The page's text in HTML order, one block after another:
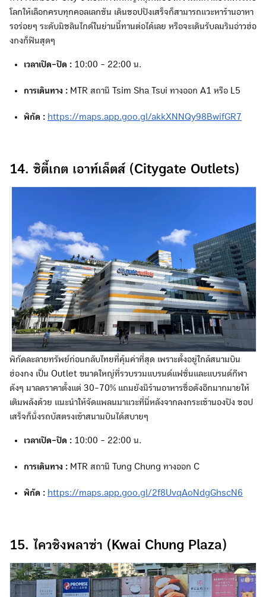
โลกให้เลือกครบทุกคอลเลกชัน เดินชอปปิงเสร็จก็สามารถแวะหาร้านอาหา
รอร่อยๆ ระดับมิชลินไกด์ในย่านนี้ทานต่อได้เลย หรือจะเดินรับลมริมอ่าวฮ่อ
งกงก็ฟินสุดๆ
เวลาเปิด-ปิด : 10:00 - 22:00 น.
การเดินทาง : MTR สถานี Tsim Sha Tsui ทางออก A1 หรือ L5
พิกัด : https://maps.app.goo.gl/akkXNNQy98BwifGR7
14. ซิตี้เกต เอาท์เล็ตส์ (Citygate Outlets)
พิกัดละลายทรัพย์ก่อนกลับไทยที่คุ้มค่าที่สุด เพราะตั้งอยู่ใกล้สนามบิน
ฮ่องกง เป็น Outlet ขนาดใหญ่ที่รวบรวมแบรนด์แฟชั่นและแบรนด์กีฬา
ดังๆ มาลดราคาตั้งแต่ 30-70% แถมยังมีร้านอาหารชื่อดังอีกมากมายให้
เติมพลังด้วย แนะนำให้จัดแพลนมาแวะที่นี่หลังจากลงกระเช้านองปิง ชอป
เสร็จก็นั่งรถบัสตรงเข้าสนามบินได้สบายๆ
เวลาเปิด-ปิด : 10:00 - 22:00 น.
การเดินทาง : MTR สถานี Tung Chung ทางออก C
พิกัด : https://maps.app.goo.gl/2f8UvqAoNdgGhscN6
15. ไควชิงพลาซ่า (Kwai Chung Plaza)